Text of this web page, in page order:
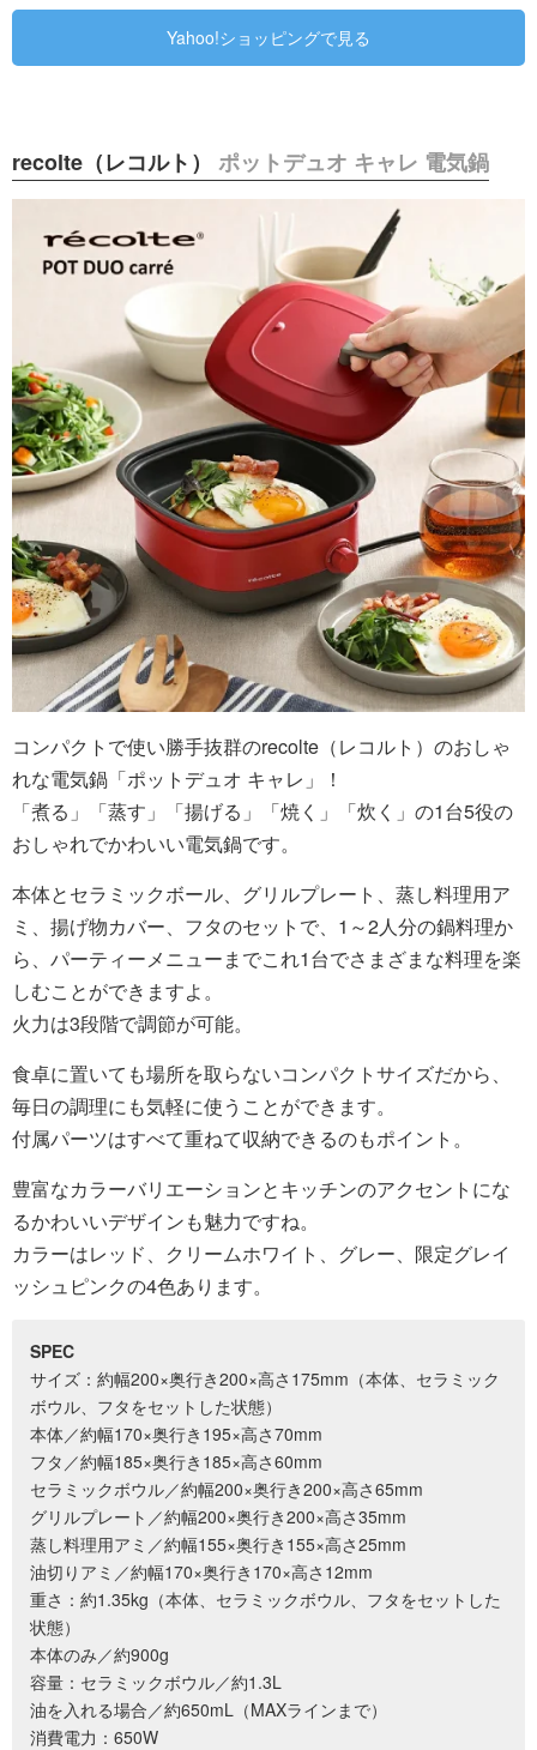
Yahoo!ショッピングで見る
recolte（レコルト） ポットデュオ キャレ 電気鍋
コンパクトで使い勝手抜群のrecolte（レコルト）のおしゃ
れな電気鍋「ポットデュオ キャレ」！
「煮る」「蒸す」「揚げる」「焼く」「炊く」の1台5役の
おしゃれでかわいい電気鍋です。
本体とセラミックボール、グリルプレート、蒸し料理用ア
ミ、揚げ物カバー、フタのセットで、1～2人分の鍋料理か
ら、パーティーメニューまでこれ1台でさまざまな料理を楽
しむことができますよ。
火力は3段階で調節が可能。
食卓に置いても場所を取らないコンパクトサイズだから、
毎日の調理にも気軽に使うことができます。
付属パーツはすべて重ねて収納できるのもポイント。
豊富なカラーバリエーションとキッチンのアクセントにな
るかわいいデザインも魅力ですね。
カラーはレッド、クリームホワイト、グレー、限定グレイ
ッシュピンクの4色あります。
SPEC
サイズ：約幅200×奥行き200×高さ175mm（本体、セラミック
ボウル、フタをセットした状態）
本体／約幅170×奥行き195×高さ70mm
フタ／約幅185×奥行き185×高さ60mm
セラミックボウル／約幅200×奥行き200×高さ65mm
グリルプレート／約幅200×奥行き200×高さ35mm
蒸し料理用アミ／約幅155×奥行き155×高さ25mm
油切りアミ／約幅170×奥行き170×高さ12mm
重さ：約1.35kg（本体、セラミックボウル、フタをセットした
状態）
本体のみ／約900g
容量：セラミックボウル／約1.3L
油を入れる場合／約650mL（MAXラインまで）
消費電力：650W